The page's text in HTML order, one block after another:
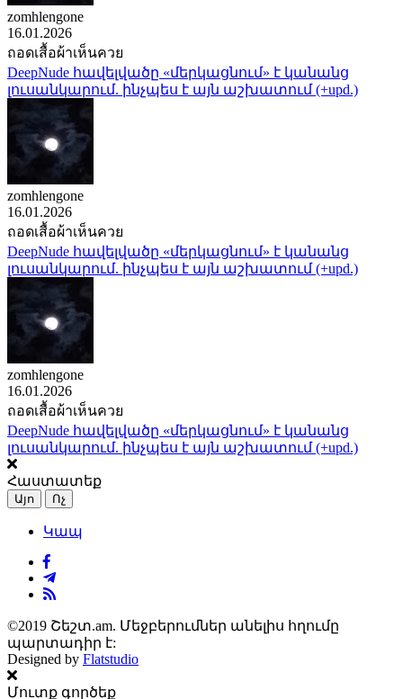
zomhlengone
16.01.2026
ถอดเสื้อผ้าเห็นควย
DeepNude հավելվածը «մերկացնում» է կանանց
լուսանկարում. ինչպես է այն աշխատում (+upd.)
zomhlengone
16.01.2026
ถอดเสื้อผ้าเห็นควย
DeepNude հավելվածը «մերկացնում» է կանանց
լուսանկարում. ինչպես է այն աշխատում (+upd.)
zomhlengone
16.01.2026
ถอดเสื้อผ้าเห็นควย
DeepNude հավելվածը «մերկացնում» է կանանց
լուսանկարում. ինչպես է այն աշխատում (+upd.)
Հաստատեք
Այո Ոչ
Կապ
©2019 Շեշտ.am. Մեջբերումներ անելիս հղումը
պարտադիր է:
Designed by Flatstudio
Մուտք գործեք